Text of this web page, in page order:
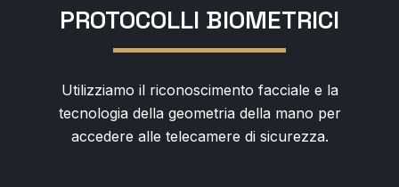
PROTOCOLLI BIOMETRICI
Utilizziamo il riconoscimento facciale e la
tecnologia della geometria della mano per
accedere alle telecamere di sicurezza.